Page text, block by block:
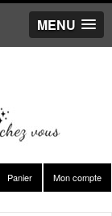
MENU
Mon compte
Panier